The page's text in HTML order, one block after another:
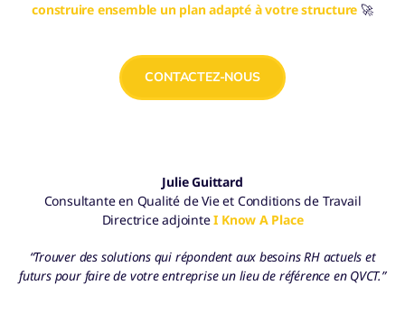
construire ensemble un plan adapté à votre structure 🚀
CONTACTEZ-NOUS
Julie Guittard
Consultante en Qualité de Vie et Conditions de Travail
Directrice adjointeI Know A Place
“Trouver des solutions qui répondent aux besoins RH actuels et
futurs pour faire de votre entreprise un lieu de référence en QVCT.”